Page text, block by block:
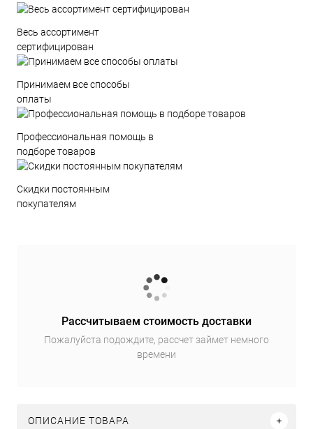
Весь ассортимент
сертифицирован
Принимаем все способы
оплаты
Профессиональная помощь в
подборе товаров
Скидки постоянным
покупателям
Рассчитываем стоимость доставки
Пожалуйста подождите, рассчет займет немного
времени
ОПИСАНИЕ ТОВАРА